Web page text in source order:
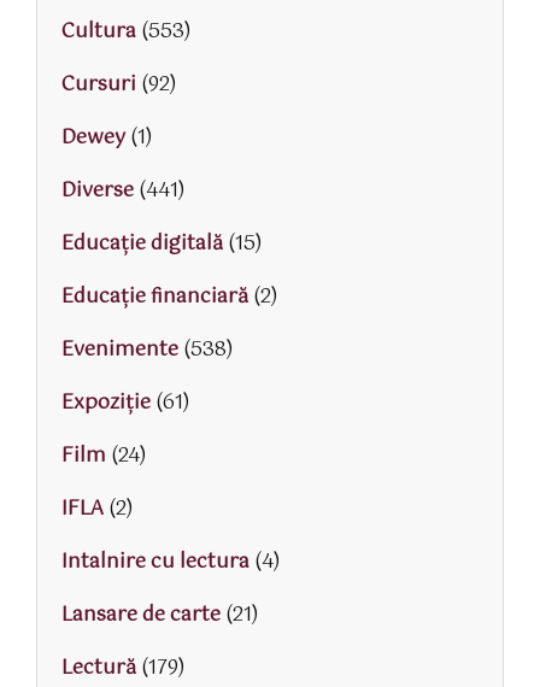
Cultura(553)
Cursuri (92)
Dewey(1)
Diverse(441)
Educaţie digitală(15)
Educaţie financiară(2)
Evenimente(538)
Expoziție(61)
Film (24)
IFLA(2)
Intalnire cu lectura(4)
Lansare de carte(21)
Lectură(179)